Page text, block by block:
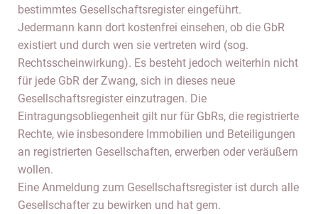
bestimmtes Gesellschaftsregister eingeführt.
Jedermann kann dort kostenfrei einsehen, ob die GbR
existiert und durch wen sie vertreten wird (sog.
Rechtsscheinwirkung). Es besteht jedoch weiterhin nicht
für jede GbR der Zwang, sich in dieses neue
Gesellschaftsregister einzutragen. Die
Eintragungsobliegenheit gilt nur für GbRs, die registrierte
Rechte, wie insbesondere Immobilien und Beteiligungen
an registrierten Gesellschaften, erwerben oder veräußern
wollen.
Eine Anmeldung zum Gesellschaftsregister ist durch alle
Gesellschafter zu bewirken und hat gem.